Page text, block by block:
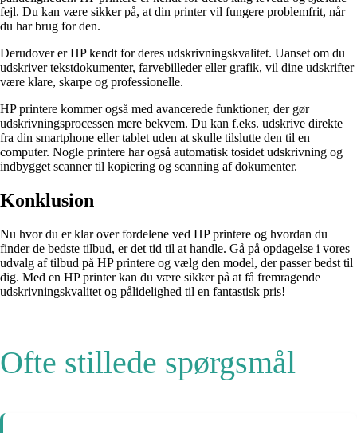
fejl. Du kan være sikker på, at din printer vil fungere problemfrit, når
du har brug for den.
Derudover er HP kendt for deres udskrivningskvalitet. Uanset om du
udskriver tekstdokumenter, farvebilleder eller grafik, vil dine udskrifter
være klare, skarpe og professionelle.
HP printere kommer også med avancerede funktioner, der gør
udskrivningsprocessen mere bekvem. Du kan f.eks. udskrive direkte
fra din smartphone eller tablet uden at skulle tilslutte den til en
computer. Nogle printere har også automatisk tosidet udskrivning og
indbygget scanner til kopiering og scanning af dokumenter.
Konklusion
Nu hvor du er klar over fordelene ved HP printere og hvordan du
finder de bedste tilbud, er det tid til at handle. Gå på opdagelse i vores
udvalg af tilbud på HP printere og vælg den model, der passer bedst til
dig. Med en HP printer kan du være sikker på at få fremragende
udskrivningskvalitet og pålidelighed til en fantastisk pris!
Ofte stillede spørgsmål